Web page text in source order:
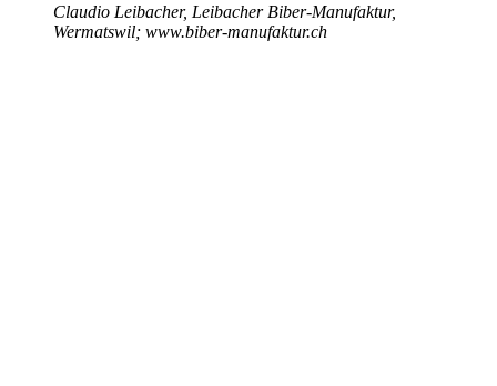
Claudio Leibacher, Leibacher Biber-Manufaktur,
Wermatswil; www.biber-manufaktur.ch